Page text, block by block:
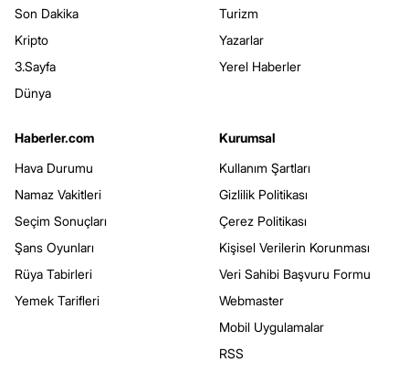
Son Dakika
Kripto
3.Sayfa
Dünya
Turizm
Yazarlar
Yerel Haberler
Haberler.com
Hava Durumu
Namaz Vakitleri
Seçim Sonuçları
Şans Oyunları
Rüya Tabirleri
Yemek Tarifleri
Kurumsal
Kullanım Şartları
Gizlilik Politikası
Çerez Politikası
Kişisel Verilerin Korunması
Veri Sahibi Başvuru Formu
Webmaster
Mobil Uygulamalar
RSS